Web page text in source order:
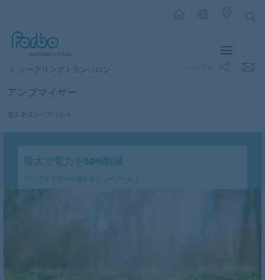
ジークリングトランジロン
アンプマイザー
省エネコンベアベルト
最大で電力を50%削減
アンプマイザー－省エネコンベアベルト